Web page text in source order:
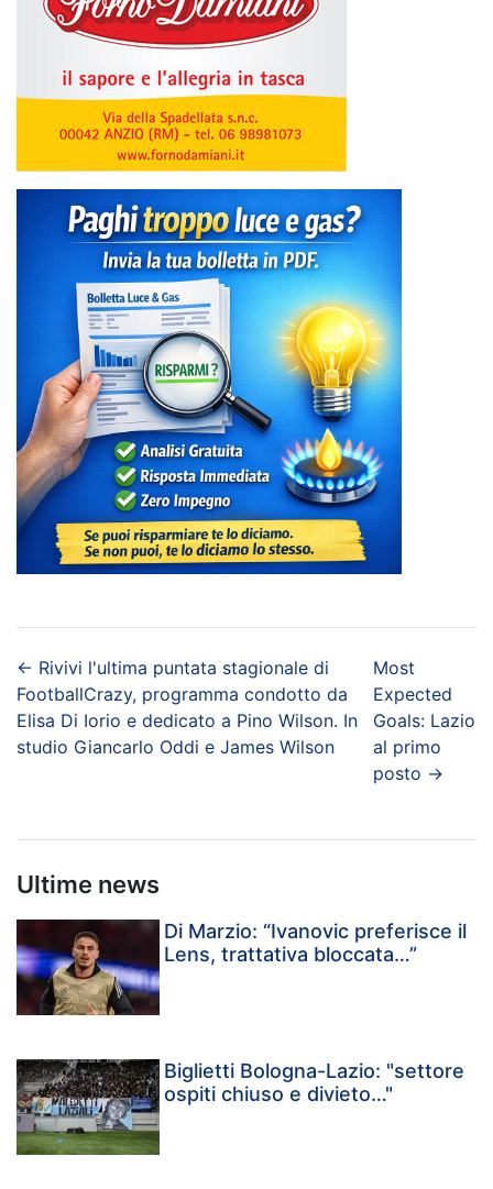
← Rivivi l'ultima puntata stagionale di
FootballCrazy, programma condotto da
Elisa Di Iorio e dedicato a Pino Wilson. In
studio Giancarlo Oddi e James Wilson
Most
Expected
Goals: Lazio
al primo
posto →
Ultime news
Di Marzio: “Ivanovic preferisce il
Lens, trattativa bloccata…”
Biglietti Bologna-Lazio: "settore
ospiti chiuso e divieto…"